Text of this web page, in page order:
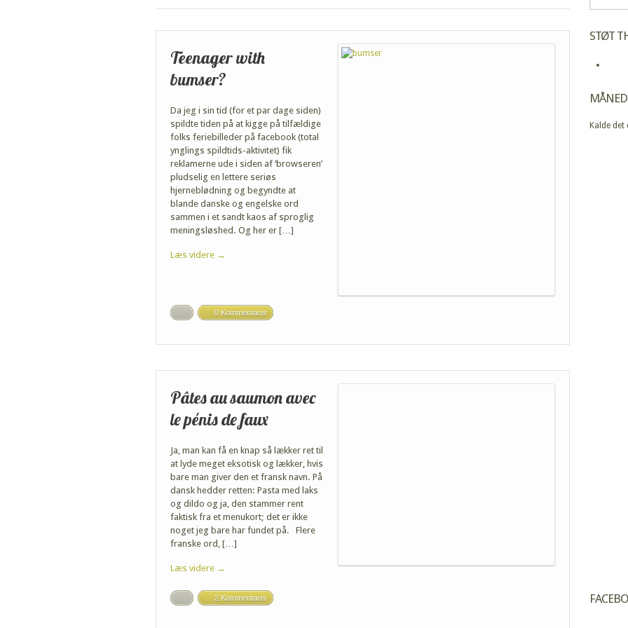
Teenager with
bumser?
Da jeg i sin tid (for et par dage siden)
spildte tiden på at kigge på tilfældige
folks feriebilleder på facebook (total
ynglings spildtids-aktivitet) fik
reklamerne ude i siden af ‘browseren’
pludselig en lettere seriøs
hjerneblødning og begyndte at
blande danske og engelske ord
sammen i et sandt kaos af sproglig
meningsløshed. Og her er […]
Læs videre →
0 Kommentarer
Pâtes au saumon avec
le pénis de faux
Ja, man kan få en knap så lækker ret til
at lyde meget eksotisk og lækker, hvis
bare man giver den et fransk navn. På
dansk hedder retten: Pasta med laks
og dildo og ja, den stammer rent
faktisk fra et menukort; det er ikke
noget jeg bare har fundet på. Flere
franske ord, […]
Læs videre →
2 Kommentarer
STØT
Kalde det